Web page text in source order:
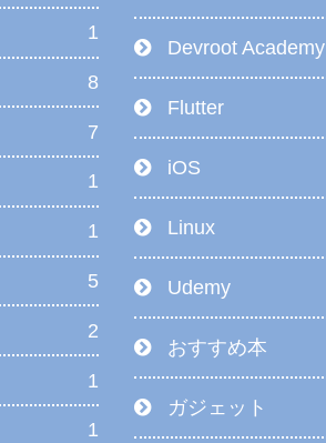
1
8
7
1
1
5
2
1
1
Devroot Academy
Flutter
iOS
Linux
Udemy
おすすめ本
ガジェット